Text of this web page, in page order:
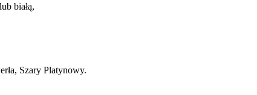
białą,
Szary Platynowy.